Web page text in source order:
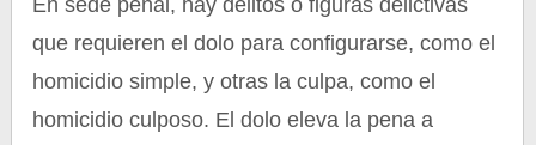
En sede penal, hay delitos o figuras delictivas
que requieren el dolo para configurarse, como el
homicidio simple, y otras la culpa, como el
homicidio culposo. El dolo eleva la pena a